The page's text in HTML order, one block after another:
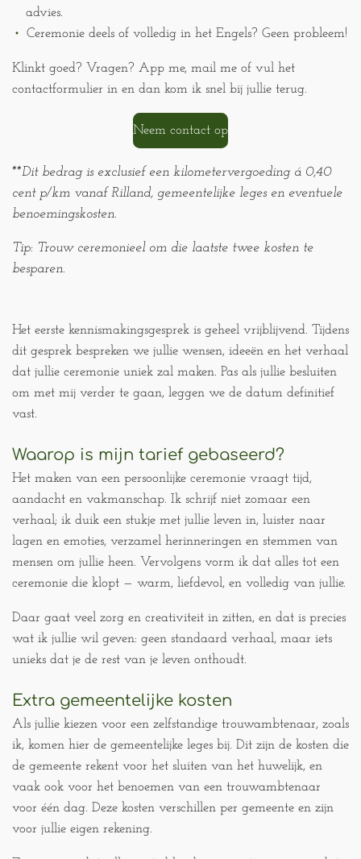
advies.
Ceremonie deels of volledig in het Engels? Geen probleem!
Klinkt goed? Vragen? App me, mail me of vul het
contactformulier in en dan kom ik snel bij jullie terug.
Neem contact op
**Dit bedrag is exclusief een kilometervergoeding á 0,40
cent p/km vanaf Rilland, gemeentelijke leges en eventuele
benoemingskosten.
Tip: Trouw ceremonieel om die laatste twee kosten te
besparen.
Het eerste kennismakingsgesprek is geheel vrijblijvend. Tijdens
dit gesprek bespreken we jullie wensen, ideeën en het verhaal
dat jullie ceremonie uniek zal maken. Pas als jullie besluiten
om met mij verder te gaan, leggen we de datum definitief
vast.
Waarop is mijn tarief gebaseerd?
Het maken van een persoonlijke ceremonie vraagt tijd,
aandacht en vakmanschap. Ik schrijf niet zomaar een
verhaal; ik duik een stukje met jullie leven in, luister naar
lagen en emoties, verzamel herinneringen en stemmen van
mensen om jullie heen. Vervolgens vorm ik dat alles tot een
ceremonie die klopt — warm, liefdevol, en volledig van jullie.
Daar gaat veel zorg en creativiteit in zitten, en dat is precies
wat ik jullie wil geven: geen standaard verhaal, maar iets
unieks dat je de rest van je leven onthoudt.
Extra gemeentelijke kosten
Als jullie kiezen voor een zelfstandige trouwambtenaar, zoals
ik, komen hier de gemeentelijke leges bij. Dit zijn de kosten die
de gemeente rekent voor het sluiten van het huwelijk, en
vaak ook voor het benoemen van een trouwambtenaar
voor één dag. Deze kosten verschillen per gemeente en zijn
voor jullie eigen rekening.